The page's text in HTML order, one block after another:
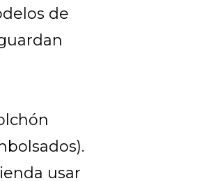
de
usar